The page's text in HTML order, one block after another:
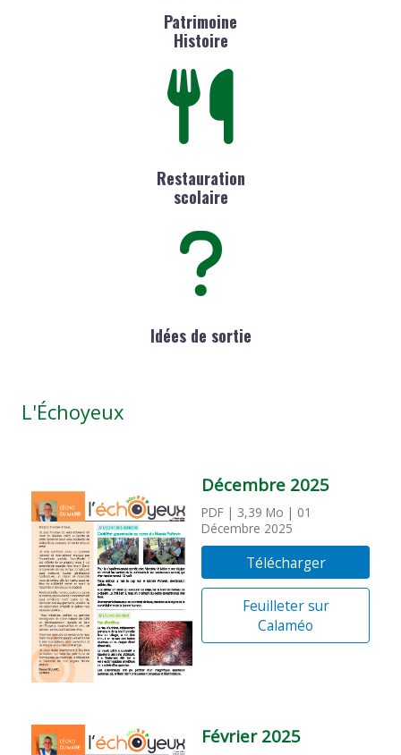
Patrimoine
Histoire
Restauration
scolaire
Idées de sortie
L'Échoyeux
Décembre 2025
PDF | 3,39 Mo | 01
Décembre 2025
Télécharger
Feuilleter sur
Calaméo
Février 2025